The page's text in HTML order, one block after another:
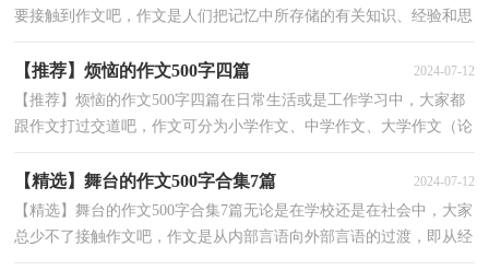
要接触到作文吧，作文是人们把记忆中所存储的有关知识、经验和思
【推荐】烦恼的作文500字四篇 2024-07-12
【推荐】烦恼的作文500字四篇在日常生活或是工作学习中，大家都
跟作文打过交道吧，作文可分为小学作文、中学作文、大学作文（论
【精选】舞台的作文500字合集7篇 2024-07-12
【精选】舞台的作文500字合集7篇无论是在学校还是在社会中，大家
总少不了接触作文吧，作文是从内部言语向外部言语的过渡，即从经